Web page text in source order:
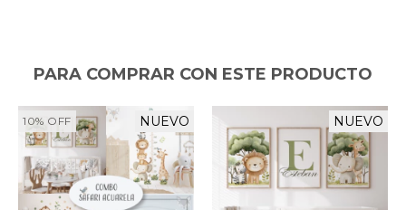
PARA COMPRAR CON ESTE PRODUCTO
10% OFF NUEVO NUEVO